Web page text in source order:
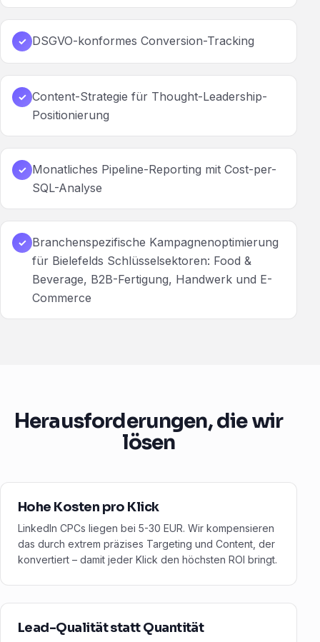
✓ DSGVO-konformes Conversion-Tracking
✓ Content-Strategie für Thought-Leadership-
Positionierung
✓ Monatliches Pipeline-Reporting mit Cost-per-
SQL-Analyse
✓ Branchenspezifische Kampagnenoptimierung
für Bielefelds Schlüsselsektoren: Food &
Beverage, B2B-Fertigung, Handwerk und E-
Commerce
Herausforderungen, die wir
lösen
Hohe Kosten pro Klick
LinkedIn CPCs liegen bei 5-30 EUR. Wir kompensieren
das durch extrem präzises Targeting und Content, der
konvertiert – damit jeder Klick den höchsten ROI bringt.
Lead-Qualität statt Quantität